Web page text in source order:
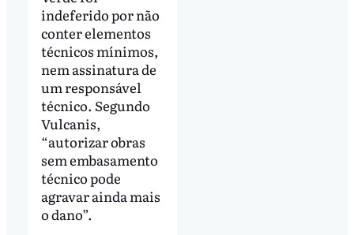
indeferido por não
conter elementos
técnicos mínimos,
nem assinatura de
um responsável
técnico. Segundo
Vulcanis,
“autorizar obras
sem embasamento
técnico pode
agravar ainda mais
o dano”.